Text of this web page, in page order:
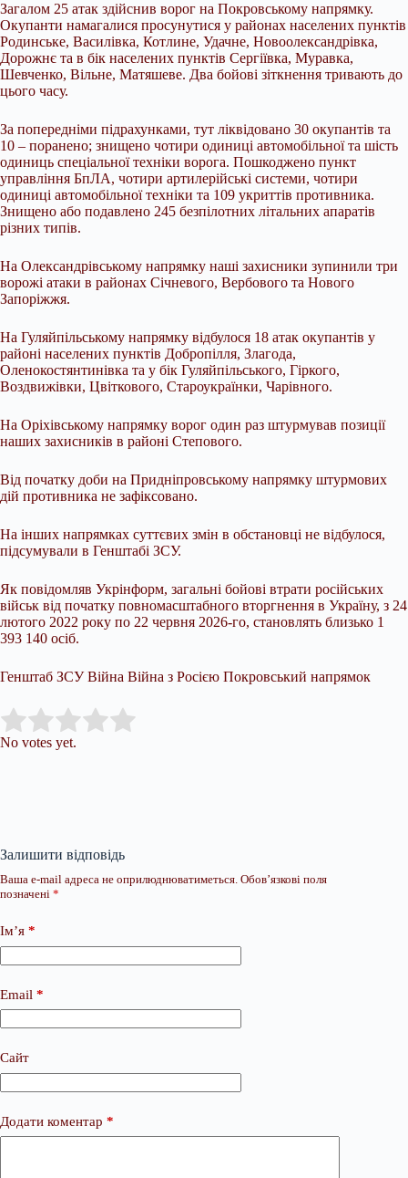
Загалом 25 атак здійснив ворог на Покровському напрямку.
Окупанти намагалися просунутися у районах населених пунктів
Родинське, Василівка, Котлине, Удачне, Новоолександрівка,
Дорожнє та в бік населених пунктів Сергіївка, Муравка,
Шевченко, Вільне, Матяшеве. Два бойові зіткнення тривають до
цього часу.
За попередніми підрахунками, тут ліквідовано 30 окупантів та
10 – поранено; знищено чотири одиниці автомобільної та шість
одиниць спеціальної техніки ворога. Пошкоджено пункт
управління БпЛА, чотири артилерійські системи, чотири
одиниці автомобільної техніки та 109 укриттів противника.
Знищено або подавлено 245 безпілотних літальних апаратів
різних типів.
На Олександрівському напрямку наші захисники зупинили три
ворожі атаки в районах Січневого, Вербового та Нового
Запоріжжя.
На Гуляйпільському напрямку відбулося 18 атак окупантів у
районі населених пунктів Добропілля, Злагода,
Оленокостянтинівка та у бік Гуляйпільського, Гіркого,
Воздвижівки, Цвіткового, Староукраїнки, Чарівного.
На Оріхівському напрямку ворог один раз штурмував позиції
наших захисників в районі Степового.
Від початку доби на Придніпровському напрямку штурмових
дій противника не зафіксовано.
На інших напрямках суттєвих змін в обстановці не відбулося,
підсумували в Генштабі ЗСУ.
Як повідомляв Укрінформ, загальні бойові втрати російських
військ від початку повномасштабного вторгнення в Україну, з 24
лютого 2022 року по 22 червня 2026-го, становлять близько 1
393 140 осіб.
Генштаб ЗСУ Війна Війна з Росією Покровський напрямок
Rate this item:
No votes yet.
Залишити відповідь
Ваша e-mail адреса не оприлюднюватиметься. Обов’язкові поля
позначені *
Ім’я *
Email *
Сайт
Додати коментар *